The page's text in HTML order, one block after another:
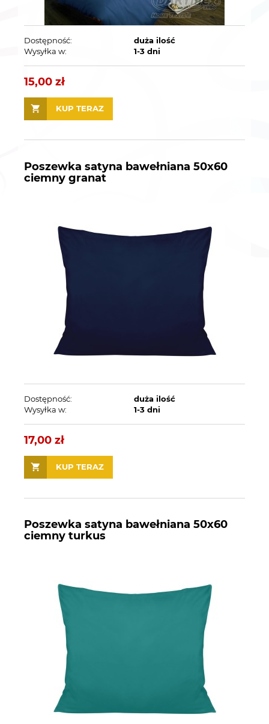
Dostępność:
duża ilość
Wysyłka w:
1-3 dni
15,00 zł
KUP TERAZ
Poszewka satyna bawełniana 50x60
ciemny granat
Dostępność:
duża ilość
Wysyłka w:
1-3 dni
17,00 zł
KUP TERAZ
Poszewka satyna bawełniana 50x60
ciemny turkus